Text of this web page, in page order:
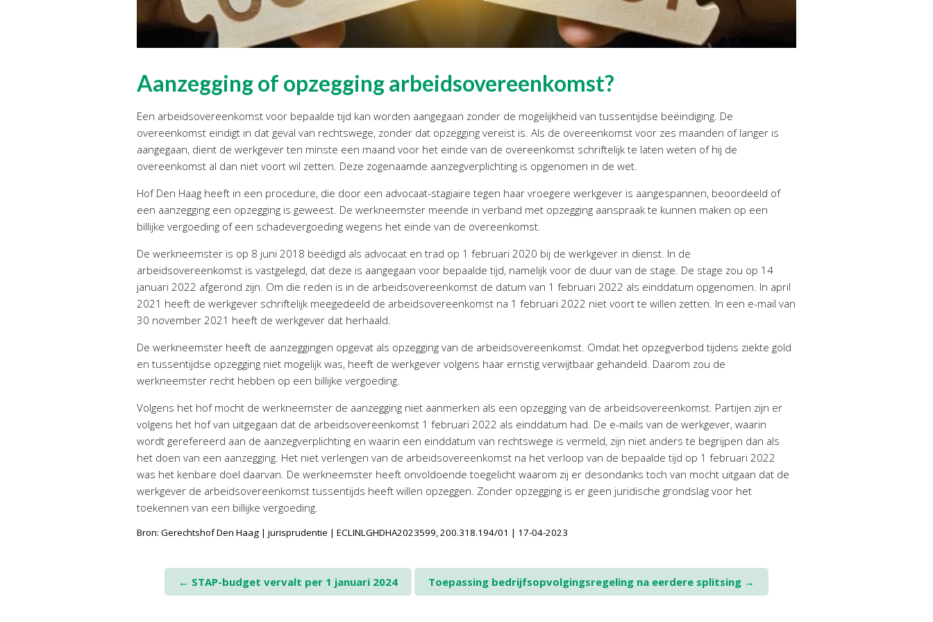
Aanzegging of opzegging arbeidsovereenkomst?
Een arbeidsovereenkomst voor bepaalde tijd kan worden aangegaan zonder de mogelijkheid van tussentijdse beëindiging. De
overeenkomst eindigt in dat geval van rechtswege, zonder dat opzegging vereist is. Als de overeenkomst voor zes maanden of langer is
aangegaan, dient de werkgever ten minste een maand voor het einde van de overeenkomst schriftelijk te laten weten of hij de
overeenkomst al dan niet voort wil zetten. Deze zogenaamde aanzegverplichting is opgenomen in de wet.
Hof Den Haag heeft in een procedure, die door een advocaat-stagiaire tegen haar vroegere werkgever is aangespannen, beoordeeld of
een aanzegging een opzegging is geweest. De werkneemster meende in verband met opzegging aanspraak te kunnen maken op een
billijke vergoeding of een schadevergoeding wegens het einde van de overeenkomst.
De werkneemster is op 8 juni 2018 beëdigd als advocaat en trad op 1 februari 2020 bij de werkgever in dienst. In de
arbeidsovereenkomst is vastgelegd, dat deze is aangegaan voor bepaalde tijd, namelijk voor de duur van de stage. De stage zou op 14
januari 2022 afgerond zijn. Om die reden is in de arbeidsovereenkomst de datum van 1 februari 2022 als einddatum opgenomen. In april
2021 heeft de werkgever schriftelijk meegedeeld de arbeidsovereenkomst na 1 februari 2022 niet voort te willen zetten. In een e-mail van
30 november 2021 heeft de werkgever dat herhaald.
De werkneemster heeft de aanzeggingen opgevat als opzegging van de arbeidsovereenkomst. Omdat het opzegverbod tijdens ziekte gold
en tussentijdse opzegging niet mogelijk was, heeft de werkgever volgens haar ernstig verwijtbaar gehandeld. Daarom zou de
werkneemster recht hebben op een billijke vergoeding.
Volgens het hof mocht de werkneemster de aanzegging niet aanmerken als een opzegging van de arbeidsovereenkomst. Partijen zijn er
volgens het hof van uitgegaan dat de arbeidsovereenkomst 1 februari 2022 als einddatum had. De e-mails van de werkgever, waarin
wordt gerefereerd aan de aanzegverplichting en waarin een einddatum van rechtswege is vermeld, zijn niet anders te begrijpen dan als
het doen van een aanzegging. Het niet verlengen van de arbeidsovereenkomst na het verloop van de bepaalde tijd op 1 februari 2022
was het kenbare doel daarvan. De werkneemster heeft onvoldoende toegelicht waarom zij er desondanks toch van mocht uitgaan dat de
werkgever de arbeidsovereenkomst tussentijds heeft willen opzeggen. Zonder opzegging is er geen juridische grondslag voor het
toekennen van een billijke vergoeding.
Bron: Gerechtshof Den Haag | jurisprudentie | ECLINLGHDHA2023599, 200.318.194/01 | 17-04-2023
← STAP-budget vervalt per 1 januari 2024 Toepassing bedrijfsopvolgingsregeling na eerdere splitsing →